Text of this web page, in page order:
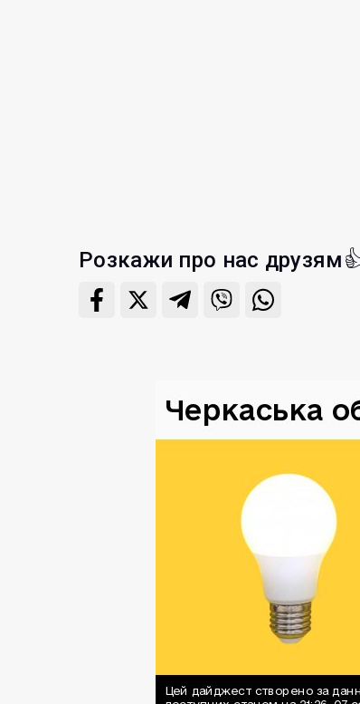
Розкажи про нас